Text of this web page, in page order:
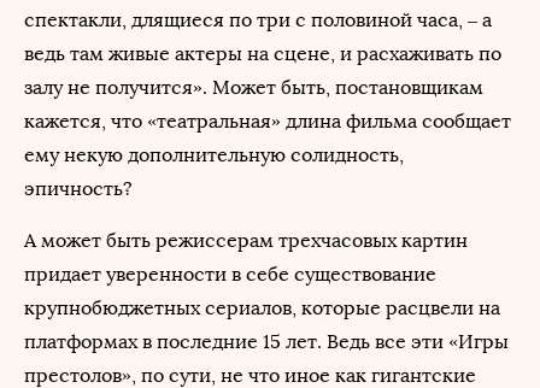
спектакли, длящиеся по три с половиной часа, – а
ведь там живые актеры на сцене, и расхаживать по
залу не получится». Может быть, постановщикам
кажется, что «театральная» длина фильма сообщает
ему некую дополнительную солидность,
эпичность?
А может быть режиссерам трехчасовых картин
придает уверенности в себе существование
крупнобюджетных сериалов, которые расцвели на
платформах в последние 15 лет. Ведь все эти «Игры
престолов», по сути, не что иное как гигантские